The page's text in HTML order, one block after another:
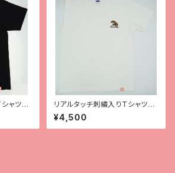
ャツ
リアルタッチ刺繡入りTシャツ
【サラシノ】
¥4,500